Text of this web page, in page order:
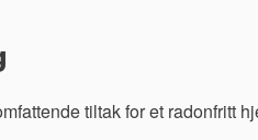
tiltak for et radonfritt